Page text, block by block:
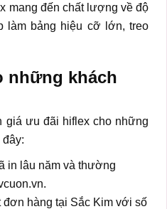
mang đến chất lượng về độ
làm bảng hiệu cỡ lớn, treo
những khách
giá ưu đãi hiflex cho những
in lâu năm và thường
đơn hàng tại Sắc Kim với số